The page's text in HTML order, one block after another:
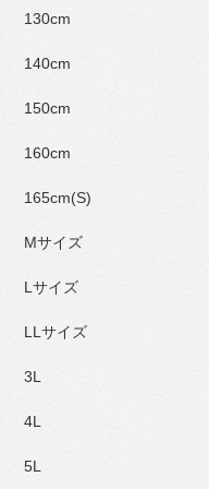
130cm
140cm
150cm
160cm
165cm(S)
Mサイズ
Lサイズ
LLサイズ
3L
4L
5L